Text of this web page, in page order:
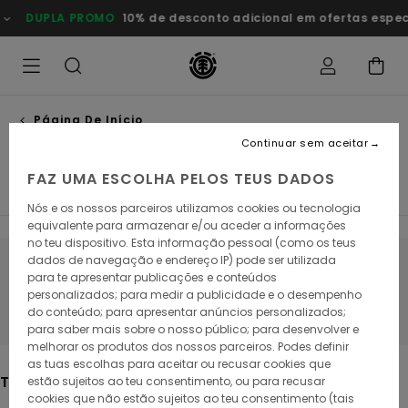
para
a
produtos
de desconto adicional em ofertas especiais Poupa Agora
Página De Início
Fica atento/a, os produtos voltam em
breve
Também poderás gostar
FAZ UMA ESCOLHA PELOS TEUS DADOS
Nós e os nossos parceiros utilizamos cookies ou tecnologia
equivalente para armazenar e/ou aceder a informações
no teu dispositivo. Esta informação pessoal (como os teus
dados de navegação e endereço IP) pode ser utilizada
para te apresentar publicações e conteúdos
personalizados; para medir a publicidade e o desempenho
do conteúdo; para apresentar anúncios personalizados;
para saber mais sobre o nosso público; para desenvolver e
melhorar os produtos dos nossos parceiros. Podes definir
as tuas escolhas para aceitar ou recusar cookies que
estão sujeitos ao teu consentimento, ou para recusar
cookies que não estão sujeitos ao teu consentimento (tais
Continuar sem aceitar